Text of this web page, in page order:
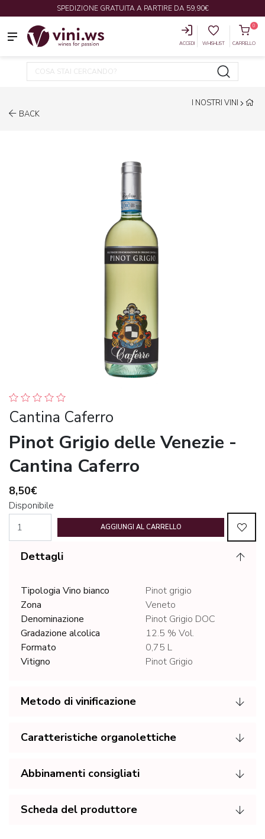
SPEDIZIONE GRATUITA A PARTIRE DA 59,90€
ACCEDI WHISHLIST
0
CARRELLO
BACK
I NOSTRI VINI
Cantina Caferro
Pinot Grigio delle Venezie -
Cantina Caferro
8,50€
Disponibile
AGGIUNGI AL CARRELLO
Dettagli
Tipologia Vino bianco
Pinot grigio
Zona
Veneto
Denominazione
Pinot Grigio DOC
Gradazione alcolica
12.5 % Vol.
Formato
0,75 L
Vitigno
Pinot Grigio
Metodo di vinificazione
Caratteristiche organolettiche
Abbinamenti consigliati
Scheda del produttore